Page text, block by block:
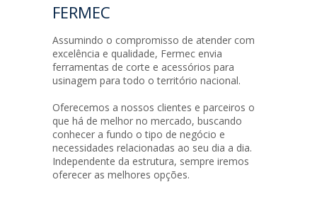
FERMEC
Assumindo o compromisso de atender com
excelência e qualidade, Fermec envia
ferramentas de corte e acessórios para
usinagem para todo o território nacional.
Oferecemos a nossos clientes e parceiros o
que há de melhor no mercado, buscando
conhecer a fundo o tipo de negócio e
necessidades relacionadas ao seu dia a dia.
Independente da estrutura, sempre iremos
oferecer as melhores opções.